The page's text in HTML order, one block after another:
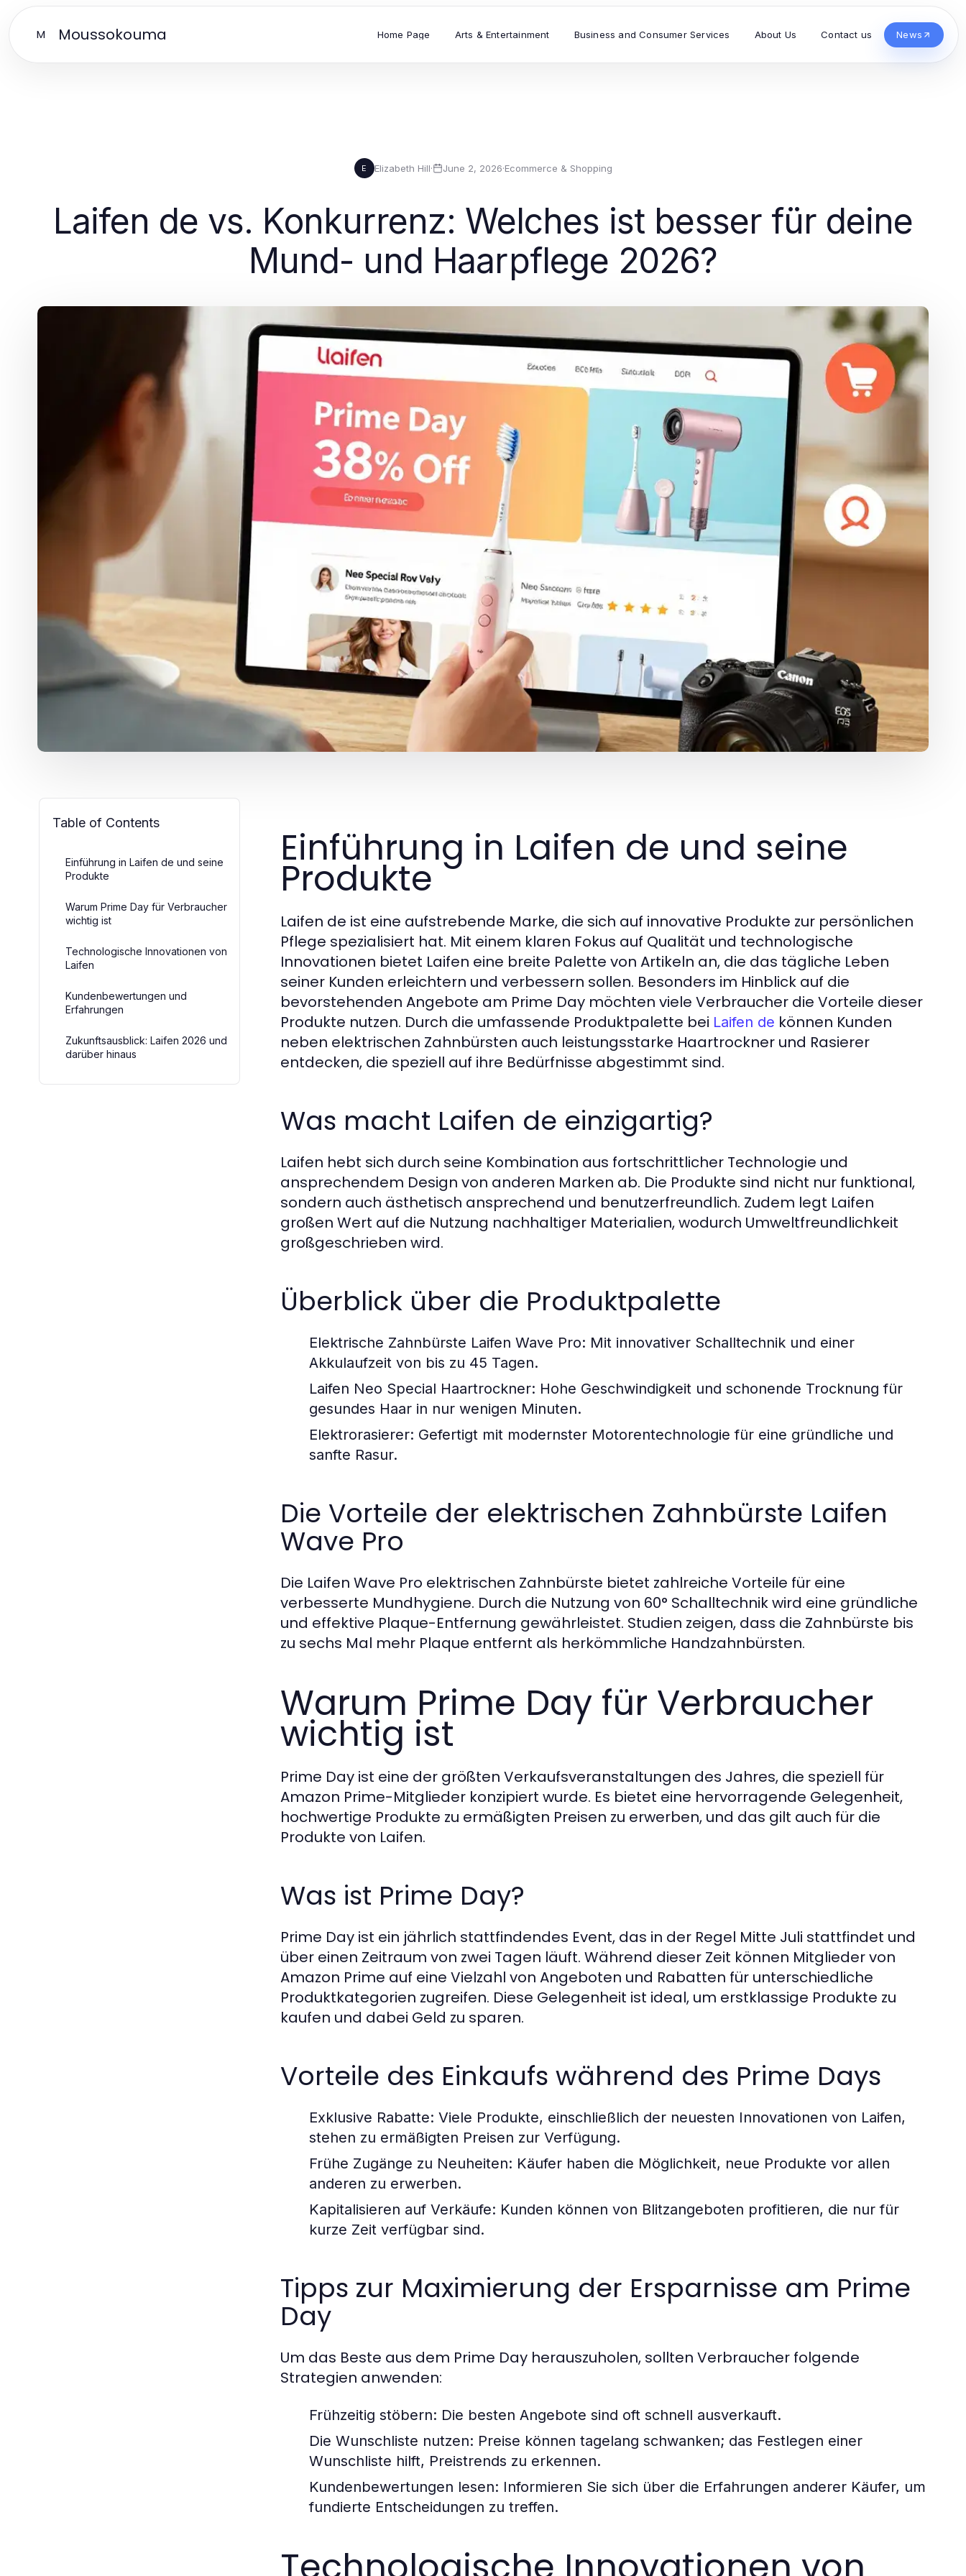
M Moussokouma Home Page Arts & Entertainment Business and Consumer Services About Us Contact us News
E Elizabeth Hill· June 2, 2026·Ecommerce & Shopping
Laifen de vs. Konkurrenz: Welches ist besser für deine
Mund- und Haarpflege 2026?
Table of Contents
Einführung in Laifen de und seine
Produkte
Warum Prime Day für Verbraucher
wichtig ist
Technologische Innovationen von
Laifen
Kundenbewertungen und
Erfahrungen
Zukunftsausblick: Laifen 2026 und
darüber hinaus
Einführung in Laifen de und seine
Produkte
Laifen de ist eine aufstrebende Marke, die sich auf innovative Produkte zur persönlichen
Pflege spezialisiert hat. Mit einem klaren Fokus auf Qualität und technologische
Innovationen bietet Laifen eine breite Palette von Artikeln an, die das tägliche Leben
seiner Kunden erleichtern und verbessern sollen. Besonders im Hinblick auf die
bevorstehenden Angebote am Prime Day möchten viele Verbraucher die Vorteile dieser
Produkte nutzen. Durch die umfassende Produktpalette bei Laifen de können Kunden
neben elektrischen Zahnbürsten auch leistungsstarke Haartrockner und Rasierer
entdecken, die speziell auf ihre Bedürfnisse abgestimmt sind.
Was macht Laifen de einzigartig?
Laifen hebt sich durch seine Kombination aus fortschrittlicher Technologie und
ansprechendem Design von anderen Marken ab. Die Produkte sind nicht nur funktional,
sondern auch ästhetisch ansprechend und benutzerfreundlich. Zudem legt Laifen
großen Wert auf die Nutzung nachhaltiger Materialien, wodurch Umweltfreundlichkeit
großgeschrieben wird.
Überblick über die Produktpalette
Elektrische Zahnbürste Laifen Wave Pro: Mit innovativer Schalltechnik und einer
Akkulaufzeit von bis zu 45 Tagen.
Laifen Neo Special Haartrockner: Hohe Geschwindigkeit und schonende Trocknung für
gesundes Haar in nur wenigen Minuten.
Elektrorasierer: Gefertigt mit modernster Motorentechnologie für eine gründliche und
sanfte Rasur.
Die Vorteile der elektrischen Zahnbürste Laifen
Wave Pro
Die Laifen Wave Pro elektrischen Zahnbürste bietet zahlreiche Vorteile für eine
verbesserte Mundhygiene. Durch die Nutzung von 60° Schalltechnik wird eine gründliche
und effektive Plaque-Entfernung gewährleistet. Studien zeigen, dass die Zahnbürste bis
zu sechs Mal mehr Plaque entfernt als herkömmliche Handzahnbürsten.
Warum Prime Day für Verbraucher
wichtig ist
Prime Day ist eine der größten Verkaufsveranstaltungen des Jahres, die speziell für
Amazon Prime-Mitglieder konzipiert wurde. Es bietet eine hervorragende Gelegenheit,
hochwertige Produkte zu ermäßigten Preisen zu erwerben, und das gilt auch für die
Produkte von Laifen.
Was ist Prime Day?
Prime Day ist ein jährlich stattfindendes Event, das in der Regel Mitte Juli stattfindet und
über einen Zeitraum von zwei Tagen läuft. Während dieser Zeit können Mitglieder von
Amazon Prime auf eine Vielzahl von Angeboten und Rabatten für unterschiedliche
Produktkategorien zugreifen. Diese Gelegenheit ist ideal, um erstklassige Produkte zu
kaufen und dabei Geld zu sparen.
Vorteile des Einkaufs während des Prime Days
Exklusive Rabatte: Viele Produkte, einschließlich der neuesten Innovationen von Laifen,
stehen zu ermäßigten Preisen zur Verfügung.
Frühe Zugänge zu Neuheiten: Käufer haben die Möglichkeit, neue Produkte vor allen
anderen zu erwerben.
Kapitalisieren auf Verkäufe: Kunden können von Blitzangeboten profitieren, die nur für
kurze Zeit verfügbar sind.
Tipps zur Maximierung der Ersparnisse am Prime
Day
Um das Beste aus dem Prime Day herauszuholen, sollten Verbraucher folgende
Strategien anwenden:
Frühzeitig stöbern: Die besten Angebote sind oft schnell ausverkauft.
Die Wunschliste nutzen: Preise können tagelang schwanken; das Festlegen einer
Wunschliste hilft, Preistrends zu erkennen.
Kundenbewertungen lesen: Informieren Sie sich über die Erfahrungen anderer Käufer, um
fundierte Entscheidungen zu treffen.